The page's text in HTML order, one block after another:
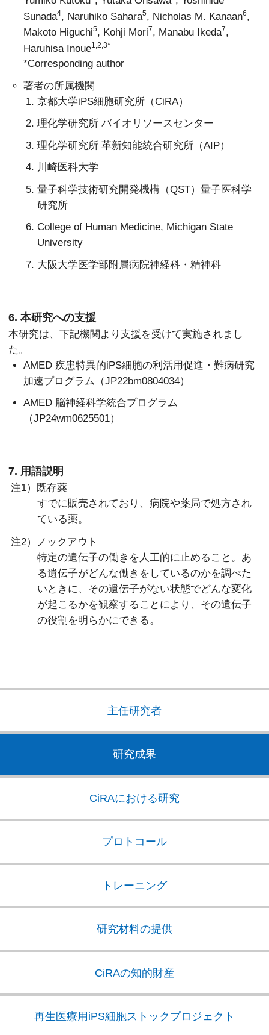
Sunada4 , Naruhiko Sahara5 , Nicholas M. Kanaan6
Makoto Higuchi5 , Kohji Mori7 , Manabu Ikeda7
Haruhisa Inoue1,2,3*
*Corresponding author
著者の所属機関
京都大学iPS細胞研究所（CiRA）
理化学研究所 バイオリソースセンター
理化学研究所 革新知能統合研究所（AIP）
川崎医科大学
量子科学技術研究開発機構（QST）量子医科学
研究所
College of Human Medicine, Michigan State
University
大阪大学医学部附属病院神経科・精神科
6. 本研究への支援
本研究は、下記機関より支援を受けて実施されまし
た。
AMED 疾患特異的iPS細胞の利活用促進・難病研究
加速プログラム（JP22bm0804034）
AMED 脳神経科学統合プログラム
（JP24wm0625501）
7. 用語説明
注1）既存薬
すでに販売されており、病院や薬局で処方され
ている薬。
注2）ノックアウト
特定の遺伝子の働きを人工的に止めること。あ
る遺伝子がどんな働きをしているのかを調べた
いときに、その遺伝子がない状態でどんな変化
が起こるかを観察することにより、その遺伝子
の役割を明らかにできる。
主任研究者
研究成果
CiRAにおける研究
プロトコール
トレーニング
研究材料の提供
CiRAの知的財産
再生医療用iPS細胞ストックプロジェクト